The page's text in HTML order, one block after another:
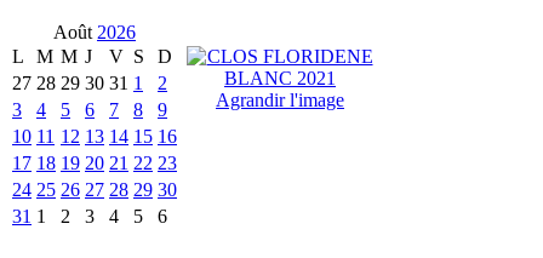
Août 2026
L
M M J V S
D
27 28 29 30 31 1
2
3
4 5 6 7 8
9
10 11 12 13 14 15 16
17 18 19 20 21 22 23
24 25 26 27 28 29 30
31 1 2 3 4 5 6
Agrandir l'image